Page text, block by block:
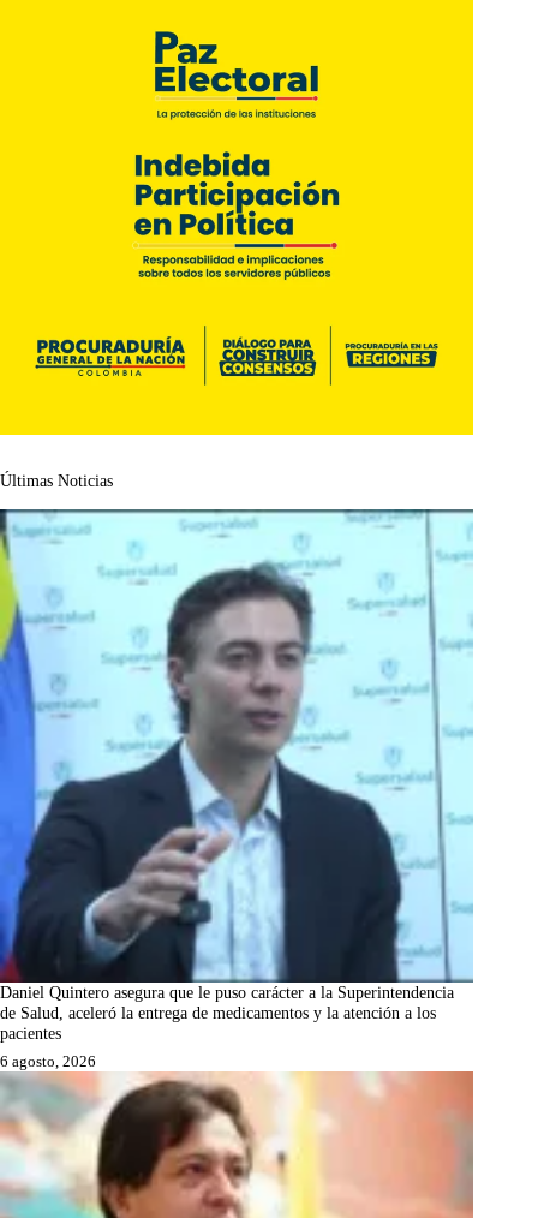
Últimas Noticias
Daniel Quintero asegura que le puso carácter a la Superintendencia
de Salud, aceleró la entrega de medicamentos y la atención a los
pacientes
6 agosto, 2026